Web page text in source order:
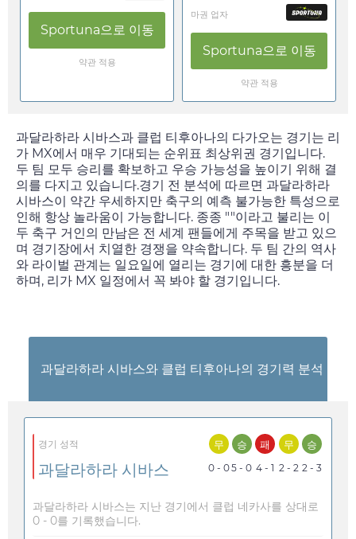
Sportuna으로 이동
약관 적용
마권 업자
Sportuna으로 이동
약관 적용
과달라하라 시바스과 클럽 티후아나의 다가오는 경기는 리
가 MX에서 매우 기대되는 순위표 최상위권 경기입니다.
두 팀 모두 승리를 확보하고 우승 가능성을 높이기 위해 결
의를 다지고 있습니다.경기 전 분석에 따르면 과달라하라
시바스이 약간 우세하지만 축구의 예측 불가능한 특성으로
인해 항상 놀라움이 가능합니다. 종종 ""이라고 불리는 이
두 축구 거인의 만남은 전 세계 팬들에게 주목을 받고 있으
며 경기장에서 치열한 경쟁을 약속합니다. 두 팀 간의 역사
와 라이벌 관계는 일요일에 열리는 경기에 대한 흥분을 더
하며, 리가 MX 일정에서 꼭 봐야 할 경기입니다.
과달라하라 시바스와 클럽 티후아나의 경기력 분석
경기 성적
과달라하라 시바스
무
0 - 0
승
5 - 0
패
4 - 1
무
2 - 2
승
2 - 3
과달라하라 시바스는 지난 경기에서 클럽 네카사를 상대로
0 - 0를 기록했습니다.